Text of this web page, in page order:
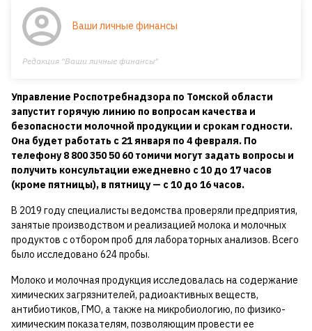
Ваши личные финансы
Редакция "Ваши личные финансы"
Управление Роспотребнадзора по Томской области
запустит горячую линию по вопросам качества и
безопасности молочной продукции и срокам годности.
Она будет работать с 21 января по 4 февраля. По
телефону 8 800 350 50 60 томичи могут задать вопросы и
получить консультации ежедневно с 10 до 17 часов
(кроме пятницы), в пятницу — с 10 до 16 часов.
В 2019 году специалисты ведомства проверяли предприятия,
занятые производством и реализацией молока и молочных
продуктов с отбором проб для лабораторных анализов. Всего
было исследовано 624 пробы.
Молоко и молочная продукция исследовалась на содержание
химических загрязнителей, радиоактивных веществ,
антибиотиков, ГМО, а также на микробиологию, по физико-
химическим показателям, позволяющим провести ее